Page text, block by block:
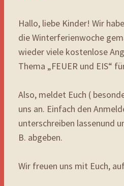
Hallo, liebe Kinder! Wir
die Winterferienwoche
wieder viele kostenlose
Thema „FEUER und EIS“
Also, meldet Euch (
uns an. Einfach den
unterschreiben lassenund
B. abgeben.
Wir freuen uns mit Euch,